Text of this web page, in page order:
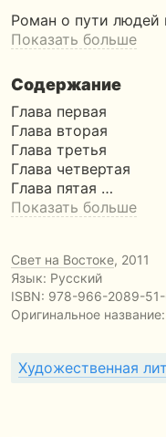
Роман о пути людей
Показать больше
Содержание
Глава первая
Глава вторая
Глава третья
Глава четвертая
Глава пятая …
Показать больше
Свет на Востоке, 2011
Язык: Русский
ISBN: 978-966-2089-
Оригинальное название:
Художественная